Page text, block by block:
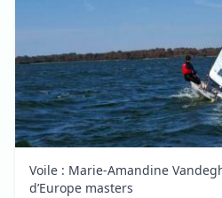
Voile : Marie-Amandine
d’Europe masters